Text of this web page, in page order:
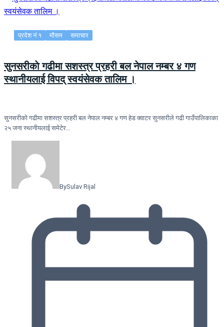
प्रदेश नं १ मौसम समाचार
सुनसरीकाे गढीमा सशस्त्र प्रहरी बल नेपाल नम्बर ४ गण
स्थानीयलाई विपद् स्वयंसेवक तालिम ।
सुनसरीकाे गढीमा सशस्त्र प्रहरी बल नेपाल नम्बर ४ गण हेड क्वाटर सुनसरीले गढी गाउँपालिकाका
२५ जना स्थानीयलाई समेटेर…
BySulav Rijal